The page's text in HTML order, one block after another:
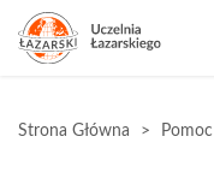
Strona Główna Pomoc